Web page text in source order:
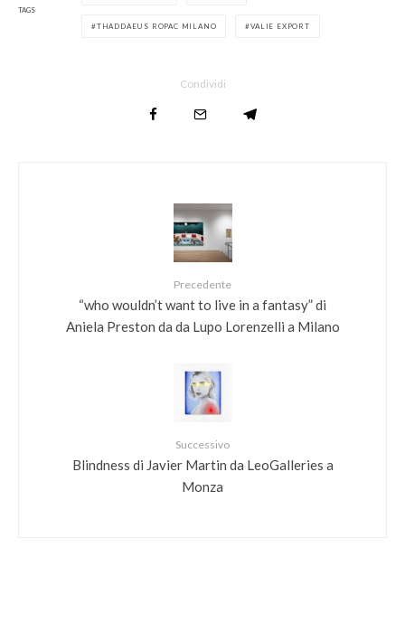
TAGS
THADDAEUS ROPAC MILANO
VALIE EXPORT
Condividi
Precedente
“who wouldn’t want to live in a fantasy” di
Aniela Preston da da Lupo Lorenzelli a Milano
Successivo
Blindness di Javier Martin da LeoGalleries a
Monza